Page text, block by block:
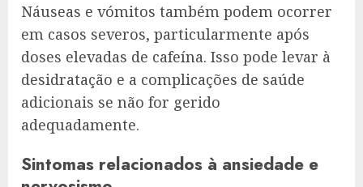
Náuseas e vómitos também podem ocorrer
em casos severos, particularmente após
doses elevadas de cafeína. Isso pode levar à
desidratação e a complicações de saúde
adicionais se não for gerido
adequadamente.
Sintomas relacionados à ansiedade e